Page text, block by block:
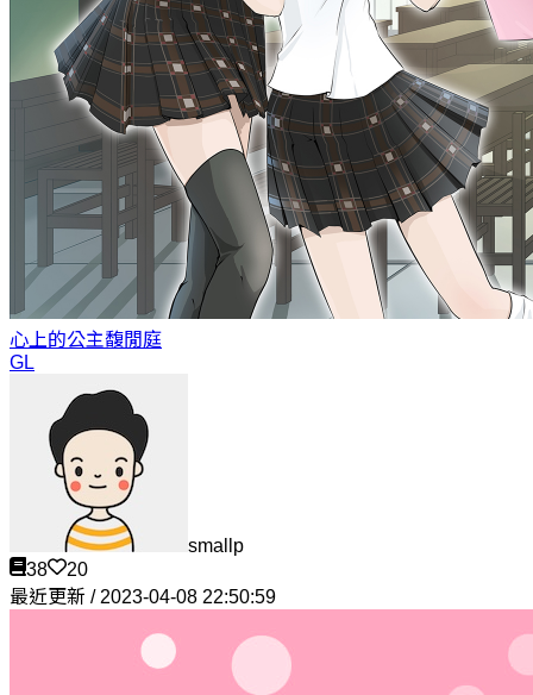
心上的公主馥閒庭
GL
smallp
38
20
最近更新 / 2023-04-08 22:50:59